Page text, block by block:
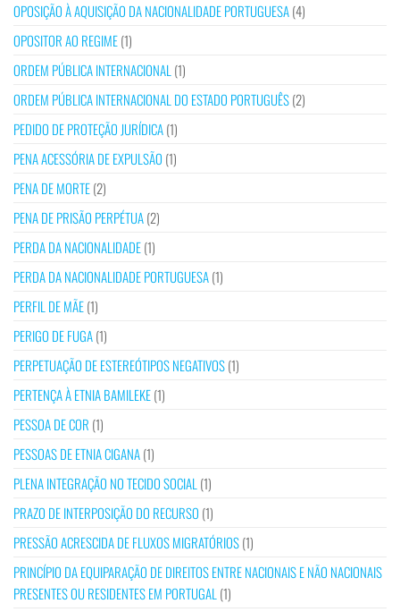
OPOSIÇÃO À AQUISIÇÃO DA NACIONALIDADE PORTUGUESA(4)
OPOSITOR AO REGIME(1)
ORDEM PÚBLICA INTERNACIONAL (1)
ORDEM PÚBLICA INTERNACIONAL DO ESTADO PORTUGUÊS(2)
PEDIDO DE PROTEÇÃO JURÍDICA(1)
PENA ACESSÓRIA DE EXPULSÃO (1)
PENA DE MORTE(2)
PENA DE PRISÃO PERPÉTUA(2)
PERDA DA NACIONALIDADE(1)
PERDA DA NACIONALIDADE PORTUGUESA(1)
PERFIL DE MÃE(1)
PERIGO DE FUGA(1)
PERPETUAÇÃO DE ESTEREÓTIPOS NEGATIVOS(1)
PERTENÇA À ETNIA BAMILEKE(1)
PESSOA DE COR (1)
PESSOAS DE ETNIA CIGANA(1)
PLENA INTEGRAÇÃO NO TECIDO SOCIAL (1)
PRAZO DE INTERPOSIÇÃO DO RECURSO (1)
PRESSÃO ACRESCIDA DE FLUXOS MIGRATÓRIOS(1)
PRINCÍPIO DA EQUIPARAÇÃO DE DIREITOS ENTRE NACIONAIS E NÃO NACIONAIS
PRESENTES OU RESIDENTES EM PORTUGAL (1)